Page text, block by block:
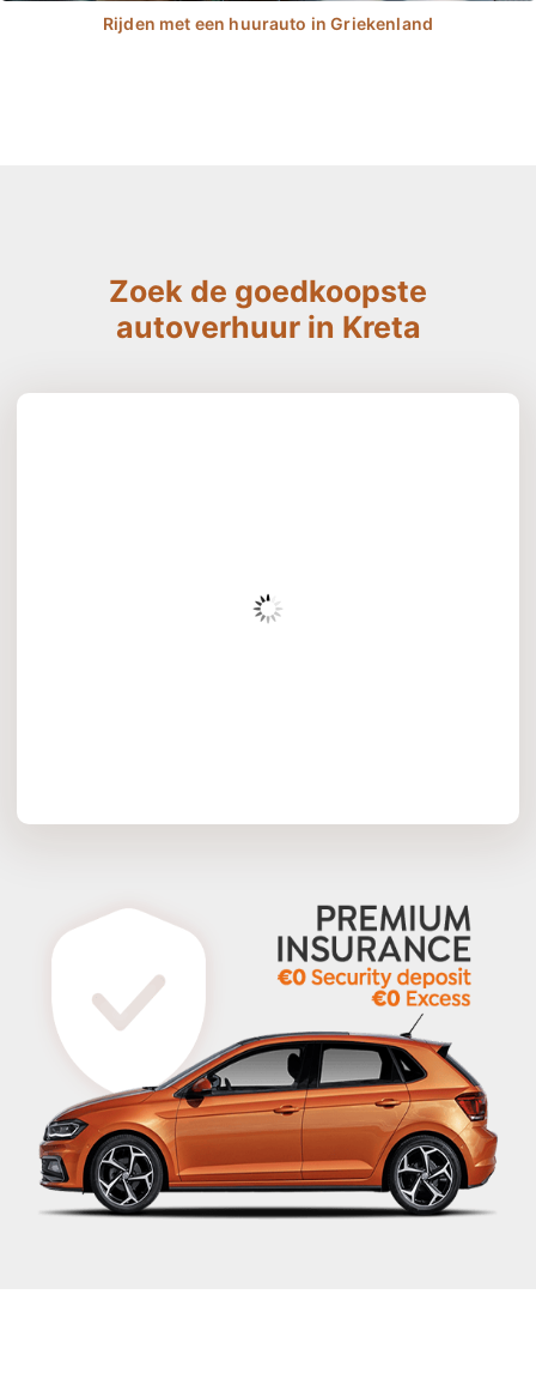
Zoek de goedkoopste
autoverhuur in Kreta